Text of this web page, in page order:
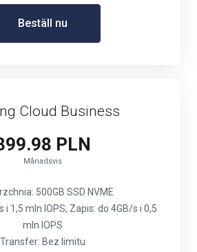
Beställ nu
Cloud Business
PLN
Månadsvis
500GB SSD NVME
i 1,5 mln IOPS, Zapis: do 4GB/s i 0,5
mln IOPS
Transfer: Bez limitu